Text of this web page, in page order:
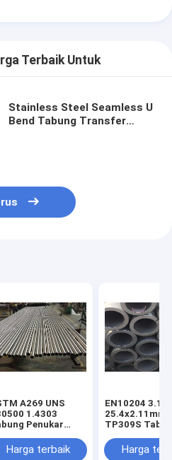
Terbaik Untuk
Stainless Steel Seamless U
Bend Tabung Transfer
A269 UNS
1.4303
Penukar
Harga terbaik
EN10204 3.1
25.4x2.11mm
TP309S
Seamless
Harga